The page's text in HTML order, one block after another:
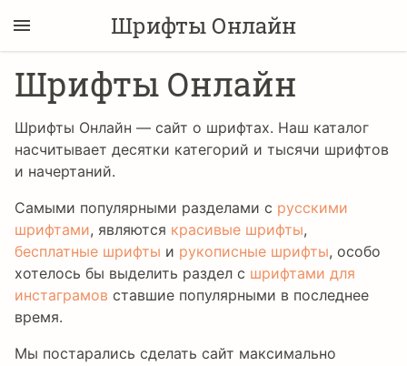
Шрифты Онлайн
Шрифты Онлайн
Шрифты Онлайн — сайт о шрифтах. Наш каталог
насчитывает десятки категорий и тысячи шрифтов
и начертаний.
Самыми популярными разделами с русскими
шрифтами, являются красивые шрифты,
бесплатные шрифты и рукописные шрифты, особо
хотелось бы выделить раздел с шрифтами для
инстаграмов ставшие популярными в последнее
время.
Мы постарались сделать сайт максимально